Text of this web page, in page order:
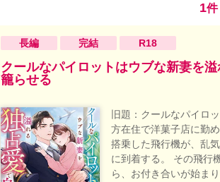
1件
長編 完結 R18
クールなパイロットはウブな新妻を
籠らせる
旧題：クールなパイロ
方在住で洋菓子店に勤
搭乗した飛行機が、乱
に到着する。 その飛行
ら、お付き合いが始ま